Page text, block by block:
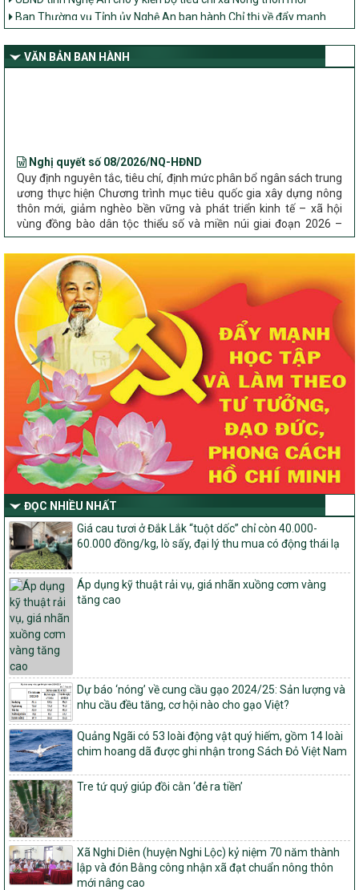
Ban Thường vụ Tỉnh ủy Nghệ An ban hành Chỉ thị về đẩy mạnh
thực hiện Chương trình mục tiêu quốc gia xây dựng nông thôn mới,
dân tộc thiểu số và miền núi giai đoạn 2026 – 2030 trên địa bàn tỉnh
Nghệ An
VĂN BẢN BAN HÀNH
Quy định nguyên tắc, tiêu chí, định mức phân bổ ngân sách trung
ương thực hiện Chương trình mục tiêu quốc gia xây dựng nông
thôn mới, giảm nghèo bền vững và phát triển kinh tế – xã hội
vùng đồng bào dân tộc thiểu số và miền núi giai đoạn 2026 –
2030 trên địa bàn tỉnh Nghệ An
Chỉ Thị số 22-CT/TU
về đẩy mạnh thực hiện Chương trình mục tiêu quốc gia xây dựng
nông thôn mới, giảm nghèo bền vững và phát triển kinh tế – xã
hội vùng đồng bào dân tộc thiểu số và miền núi giai đoạn 2026 –
2030 trên địa bàn tỉnh Nghệ An
Quyết định số 2490/QĐ-UBND
Về việc thành lập Ban Chỉ đạo Chương trình mục tiều quốc gia xây
dựng nông thôn mới, giảm nghèo bền vững và phát triển kinh tế –
xã hội vùng đồng bào dân tộc thiểu số và miền núi giai đoạn 2026
-2030 tỉnh Nghệ An
Thông tư Số 23/2026/TT-BNNMT
Thông tư Hướng dẫn thực hiện một số nội dung Chương trình
mục tiêu quốc gia xây dựng nông thôn mới, giảm nghèo bền
vững và phát triển kinh tế – xã hội vùng đồng bào dân tộc thiểu
số và miền núi giai đoạn 2026-2030 thuộc phạm vi quản lý nhà
nước của Bộ Nông nghiệp và Môi trường
Quyết định số: 26/2026/QĐ-TTg
Quyết định ban hành Bộ tiêu chí và quy trình đánh giá, phân hạng
sản phẩm Mỗi xã một sản phẩm
số: 19/2026/QĐ-TTg
Quy định điều kiện, trình tự, thủ tục, hồ sơ xét, công nhận, công bố
và thu hồi quyết định công nhận xã đạt chuẩn nông thôn mới, xã
đạt nông thôn mới hiện đại và tỉnh, thành phố hoàn thành nhiệm
vụ xây dựng nông thôn mới giai đoạn 2026 – 2030
Quyết định số 16/2026/QĐ-TTg
Quy định nguyên tắc, tiêu chí, định mức phân bổ ngân sách trung
ương và tỉ lệ vốn đối ứng ngân sách của địa phương thực hiện
Chương trình mục tiêu quốc gia xây dựng nông thôn mới, giảm
nghèo bền vững và phát triển kinh tế – xã hội vùng đồng bào dân
tộc thiểu số và miền núi giai đoạn 2026 – 2030
1451/QĐ-UBND
Phê duyệt danh sách các xã thuộc nhóm 1, nhóm 2, nhóm 3
trong xây dựng nông thôn mới giai đoạn 2026-2030 trên địa bàn
tỉnh Nghệ An
103/PTNT-NTM
Về việc đăng ký thực hiện Dự án liên kết theo chuỗi giá trị thuộc
Dự án 2 – Chương trình Mục tiêu quốc gia Giảm nghèo bền vững
giai đoạn 2021-2025 được kéo dài sang năm 2026
ĐỌC NHIỀU NHẤT
Giá cau tươi ở Đắk Lắk “tuột dốc” chỉ còn 40.000-
60.000 đồng/kg, lò sấy, đại lý thu mua có động thái lạ
Áp dụng kỹ thuật rải vụ, giá nhãn xuồng cơm vàng
tăng cao
Dự báo ‘nóng’ về cung cầu gạo 2024/25: Sản lượng và
nhu cầu đều tăng, cơ hội nào cho gạo Việt?
Quảng Ngãi có 53 loài động vật quý hiếm, gồm 14 loài
chim hoang dã được ghi nhận trong Sách Đỏ Việt Nam
Tre tứ quý giúp đồi cằn ‘đẻ ra tiền’
Xã Nghi Diên (huyện Nghi Lộc) kỷ niệm 70 năm thành
lập và đón Bằng công nhận xã đạt chuẩn nông thôn
mới nâng cao